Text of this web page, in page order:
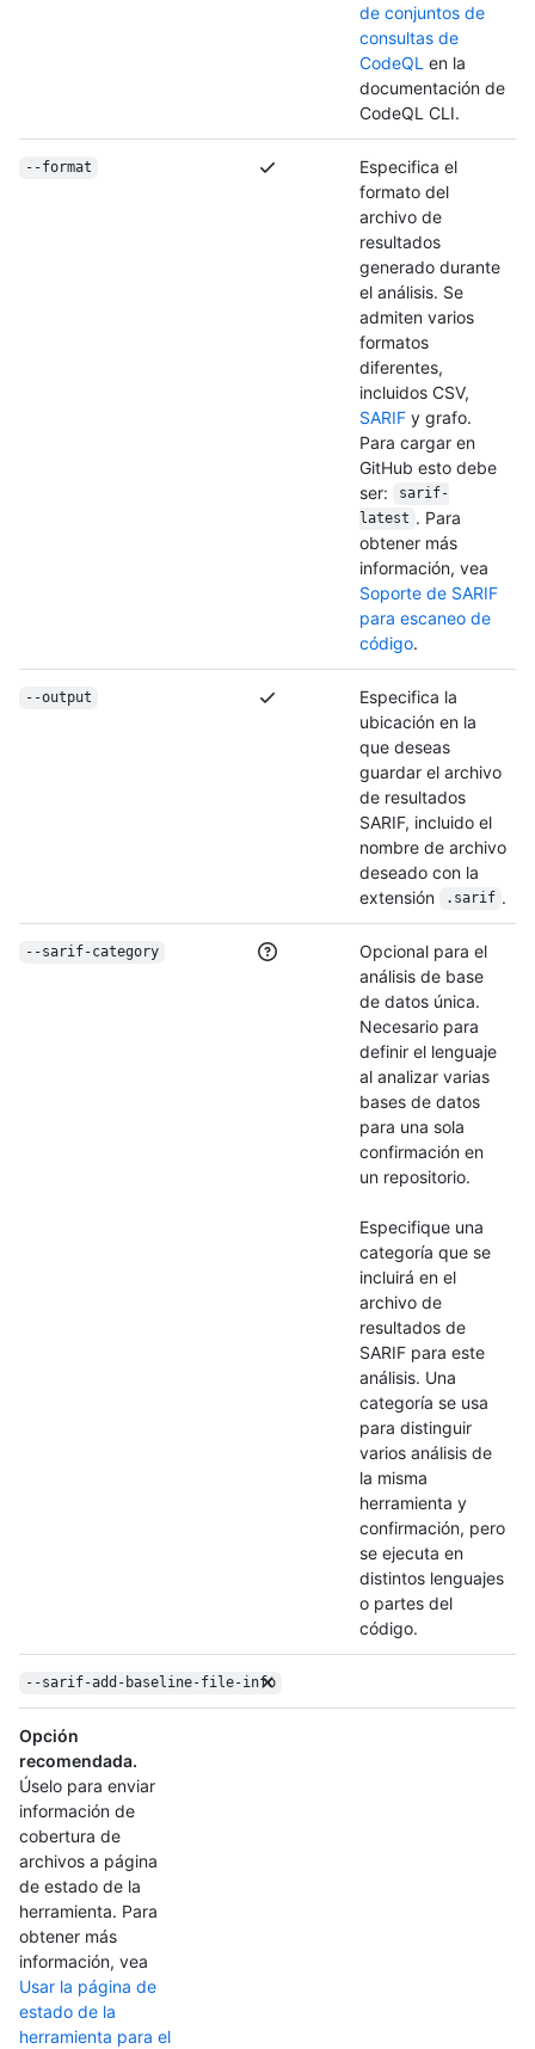
de conjuntos de
consultas de
CodeQL en la
documentación de
CodeQL CLI.
--format
Especifica el
formato del
archivo de
resultados
generado durante
el análisis. Se
admiten varios
formatos
diferentes,
incluidos CSV,
SARIF y grafo.
Para cargar en
GitHub esto debe
ser:
sarif-
latest . Para
obtener más
información, vea
Soporte de SARIF
para escaneo de
código.
--output
Especifica la
ubicación en la
que deseas
guardar el archivo
de resultados
SARIF, incluido el
nombre de archivo
deseado con la
extensión
.sarif .
--sarif-category
Opcional para el
análisis de base
de datos única.
Necesario para
definir el lenguaje
al analizar varias
bases de datos
para una sola
confirmación en
un repositorio.
Especifique una
categoría que se
incluirá en el
archivo de
resultados de
SARIF para este
análisis. Una
categoría se usa
para distinguir
varios análisis de
la misma
herramienta y
confirmación, pero
se ejecuta en
distintos lenguajes
o partes del
código.
--sarif-add-baseline-file-info
Opción
recomendada.
Úselo para enviar
información de
cobertura de
archivos a página
de estado de la
herramienta. Para
obtener más
información, vea
Usar la página de
estado de la
herramienta para el